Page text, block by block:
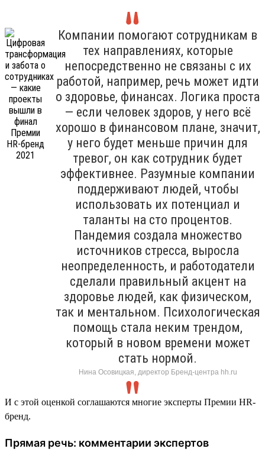
Компании помогают сотрудникам в
тех направлениях, которые
непосредственно не связаны с их
работой, например, речь может идти
о здоровье, финансах. Логика проста
— если человек здоров, у него всё
хорошо в финансовом плане, значит,
у него будет меньше причин для
тревог, он как сотрудник будет
эффективнее. Разумные компании
поддерживают людей, чтобы
использовать их потенциал и
таланты на сто процентов.
Пандемия создала множество
источников стресса, выросла
неопределенность, и работодатели
сделали правильный акцент на
здоровье людей, как физическом,
так и ментальном. Психологическая
помощь стала неким трендом,
который в новом времени может
стать нормой.
Нина Осовицкая, директор Бренд-центра hh.ru
И с этой оценкой соглашаются многие эксперты Премии HR-
бренд.
Прямая речь: комментарии экспертов